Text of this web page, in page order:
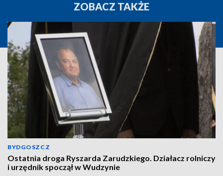
ZOBACZ TAKŻE
BYDGOSZCZ
Ostatnia droga Ryszarda Zarudzkiego. Działacz rolniczy
i urzędnik spoczął w Wudzynie